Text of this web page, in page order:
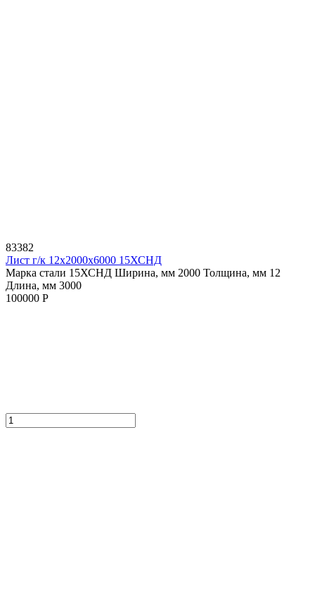
83382
Лист г/к 12х2000х6000 15ХСНД
Марка стали 15ХСНД Ширина, мм 2000 Толщина, мм 12
Длина, мм 3000
100000 Р